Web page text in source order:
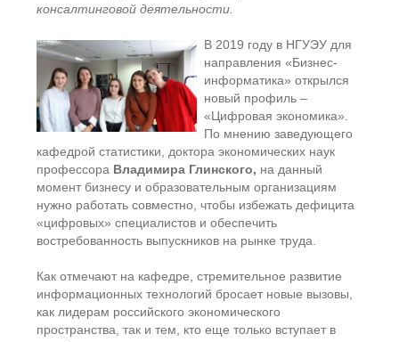
консалтинговой деятельности.
В 2019 году в НГУЭУ для
направления «Бизнес-
информатика» открылся
новый профиль –
«Цифровая экономика».
По мнению заведующего
кафедрой статистики, доктора экономических наук
профессора Владимира Глинского, на данный
момент бизнесу и образовательным организациям
нужно работать совместно, чтобы избежать дефицита
«цифровых» специалистов и обеспечить
востребованность выпускников на рынке труда.
Как отмечают на кафедре, стремительное развитие
информационных технологий бросает новые вызовы,
как лидерам российского экономического
пространства, так и тем, кто еще только вступает в